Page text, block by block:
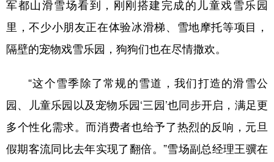
军都山滑雪场看到，刚刚搭建完成的儿童戏雪乐园
里，不少小朋友正在体验冰滑梯、雪地摩托等项目，
隔壁的宠物戏雪乐园，狗狗们也在尽情撒欢。
“这个雪季除了常规的雪道，我们打造的滑雪公
园、儿童乐园以及宠物乐园‘三园’也同步开启，满足更
多个性化需求。而消费者也给予了热烈的反响，元旦
假期客流同比去年实现了翻倍。”雪场副总经理王骥在